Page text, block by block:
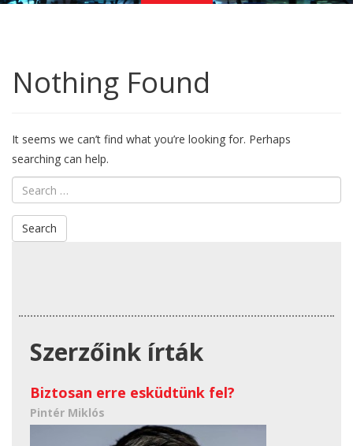
koncert
és
Nothing Found
It seems we can’t find what you’re looking for. Perhaps
searching can help.
Szerzőink írták
Biztosan erre esküdtünk fel?
Pintér Miklós